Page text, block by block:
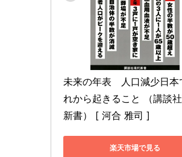
未来の年表　人口減少日本
れから起きること （講談
新書） [ 河合 雅司 ]
楽天市場で見る